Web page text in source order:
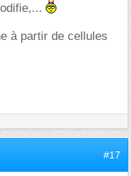
à partir de cellules
#17